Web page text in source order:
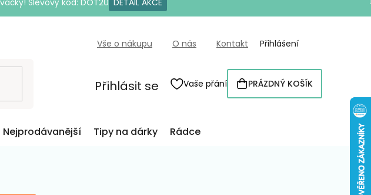
Slevový kód: DOT20 DETAIL AKCE
Vše o nákupu O nás Kontakt Přihlášení
Přihlásit se Vaše přání
NÁKUPNÍ
KOŠÍK
PRÁZDNÝ KOŠÍK
Nejprodávanější Tipy na dárky Rádce